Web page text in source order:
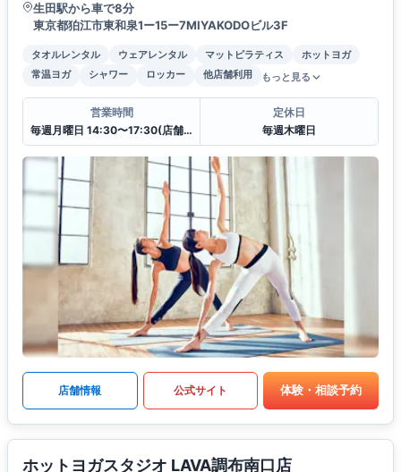
生田駅から車で8分
東京都狛江市東和泉1ー15ー7MIYAKODOビル3F
タオルレンタル ウェアレンタル マットピラティス
ホットヨガ
常温ヨガ
シャワー ロッカー 他店舗利用 もっと見る
営業時間
毎週月曜日 14:30〜17:30(店舗クローズ)
定休日
毎週木曜日
店舗情報 公式サイト 体験・相談予約
ホットヨガスタジオ LAVA調布南口店